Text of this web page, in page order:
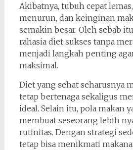
Akibatnya, tubuh cepat
menurun, dan keinginan
semakin besar. Oleh sebab
rahasia diet sukses tanpa
menjadi langkah penting
maksimal.
Diet yang sehat seharusnya
tetap bertenaga sekaligus
ideal. Selain itu, pola makan
membuat seseorang lebih
rutinitas. Dengan strategi
tetap bisa menikmati